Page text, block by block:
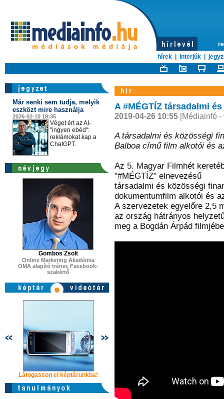
hírek
interjúk
Már senki sem tudja, melyik
eszközt mire használja
2026-02-10 18:35
Véget ért az AI-
"ingyen ebéd":
reklámokat kap a
ChatGPT.
Gombos Zsolt
Online Marketing Akadémia
OMA alapító tréner, Facebook-
szakértő
Látogasson el képtárunkba! Látogasson el képtárunkba!
A #MÉGTÍZ társadalmi
2019-04-26 10:55[Médiainfó -
A társadalmi és közösségi
Balboa című film alkotói és
Az 5. Magyar Filmhét
"#MÉGTÍZ" elnevezésű
társadalmi és közösségi
dokumentumfilm alkotói és
A szervezetek egyelőre 2,5
az ország hátrányos
meg a Bogdán Árpád